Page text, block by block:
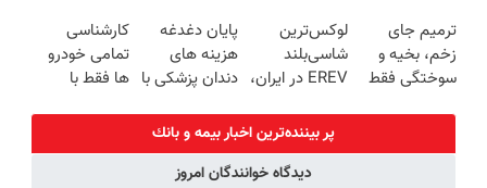
اعتبار بده 🎯
ایران شد
بفروشش
ترمیم جای
زخم، بخیه و
سوختگی فقط
لوکس‌ترین
شاسی‌بلند
EREV در ایران،
موتور رونمایی
شد!
پایان دغدغه
هزینه های
دندان پزشکی با
کننده خانگی
کارشناسی
تمامی خودرو
ها فقط با
پر بیننده‌ترین اخبار بيمه و بانك
دیدگاه خوانندگان امروز